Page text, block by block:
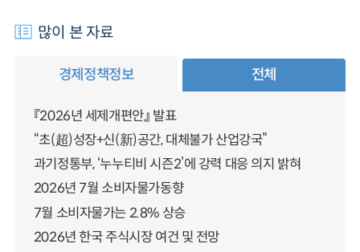
많이 본 자료
경제정책정보 전체
『2026년 세제개편안』 발표
“초(超)성장+신(新)공간, 대체불가 산업강국”
과기정통부, ‘누누티비 시즌2’에 강력 대응 의지 밝혀
2026년 7월 소비자물가동향
7월 소비자물가는 2.8% 상승
2026년 한국 주식시장 여건 및 전망